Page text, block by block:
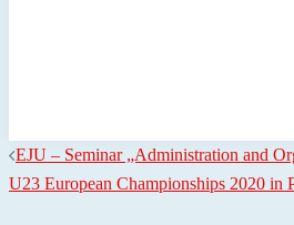
EJU – Seminar „Administration and
U23 European Championships 2020 in